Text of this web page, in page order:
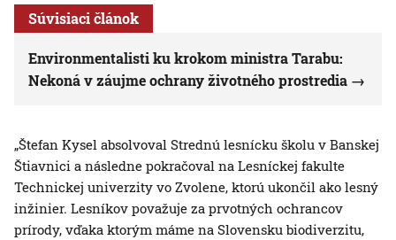
Súvisiaci článok
Environmentalisti ku krokom ministra Tarabu:
Nekoná v záujme ochrany životného prostredia
„Štefan Kysel absolvoval Strednú lesnícku školu v Banskej
Štiavnici a následne pokračoval na Lesníckej fakulte
Technickej univerzity vo Zvolene, ktorú ukončil ako lesný
inžinier. Lesníkov považuje za prvotných ochrancov
prírody, vďaka ktorým máme na Slovensku biodiverzitu,